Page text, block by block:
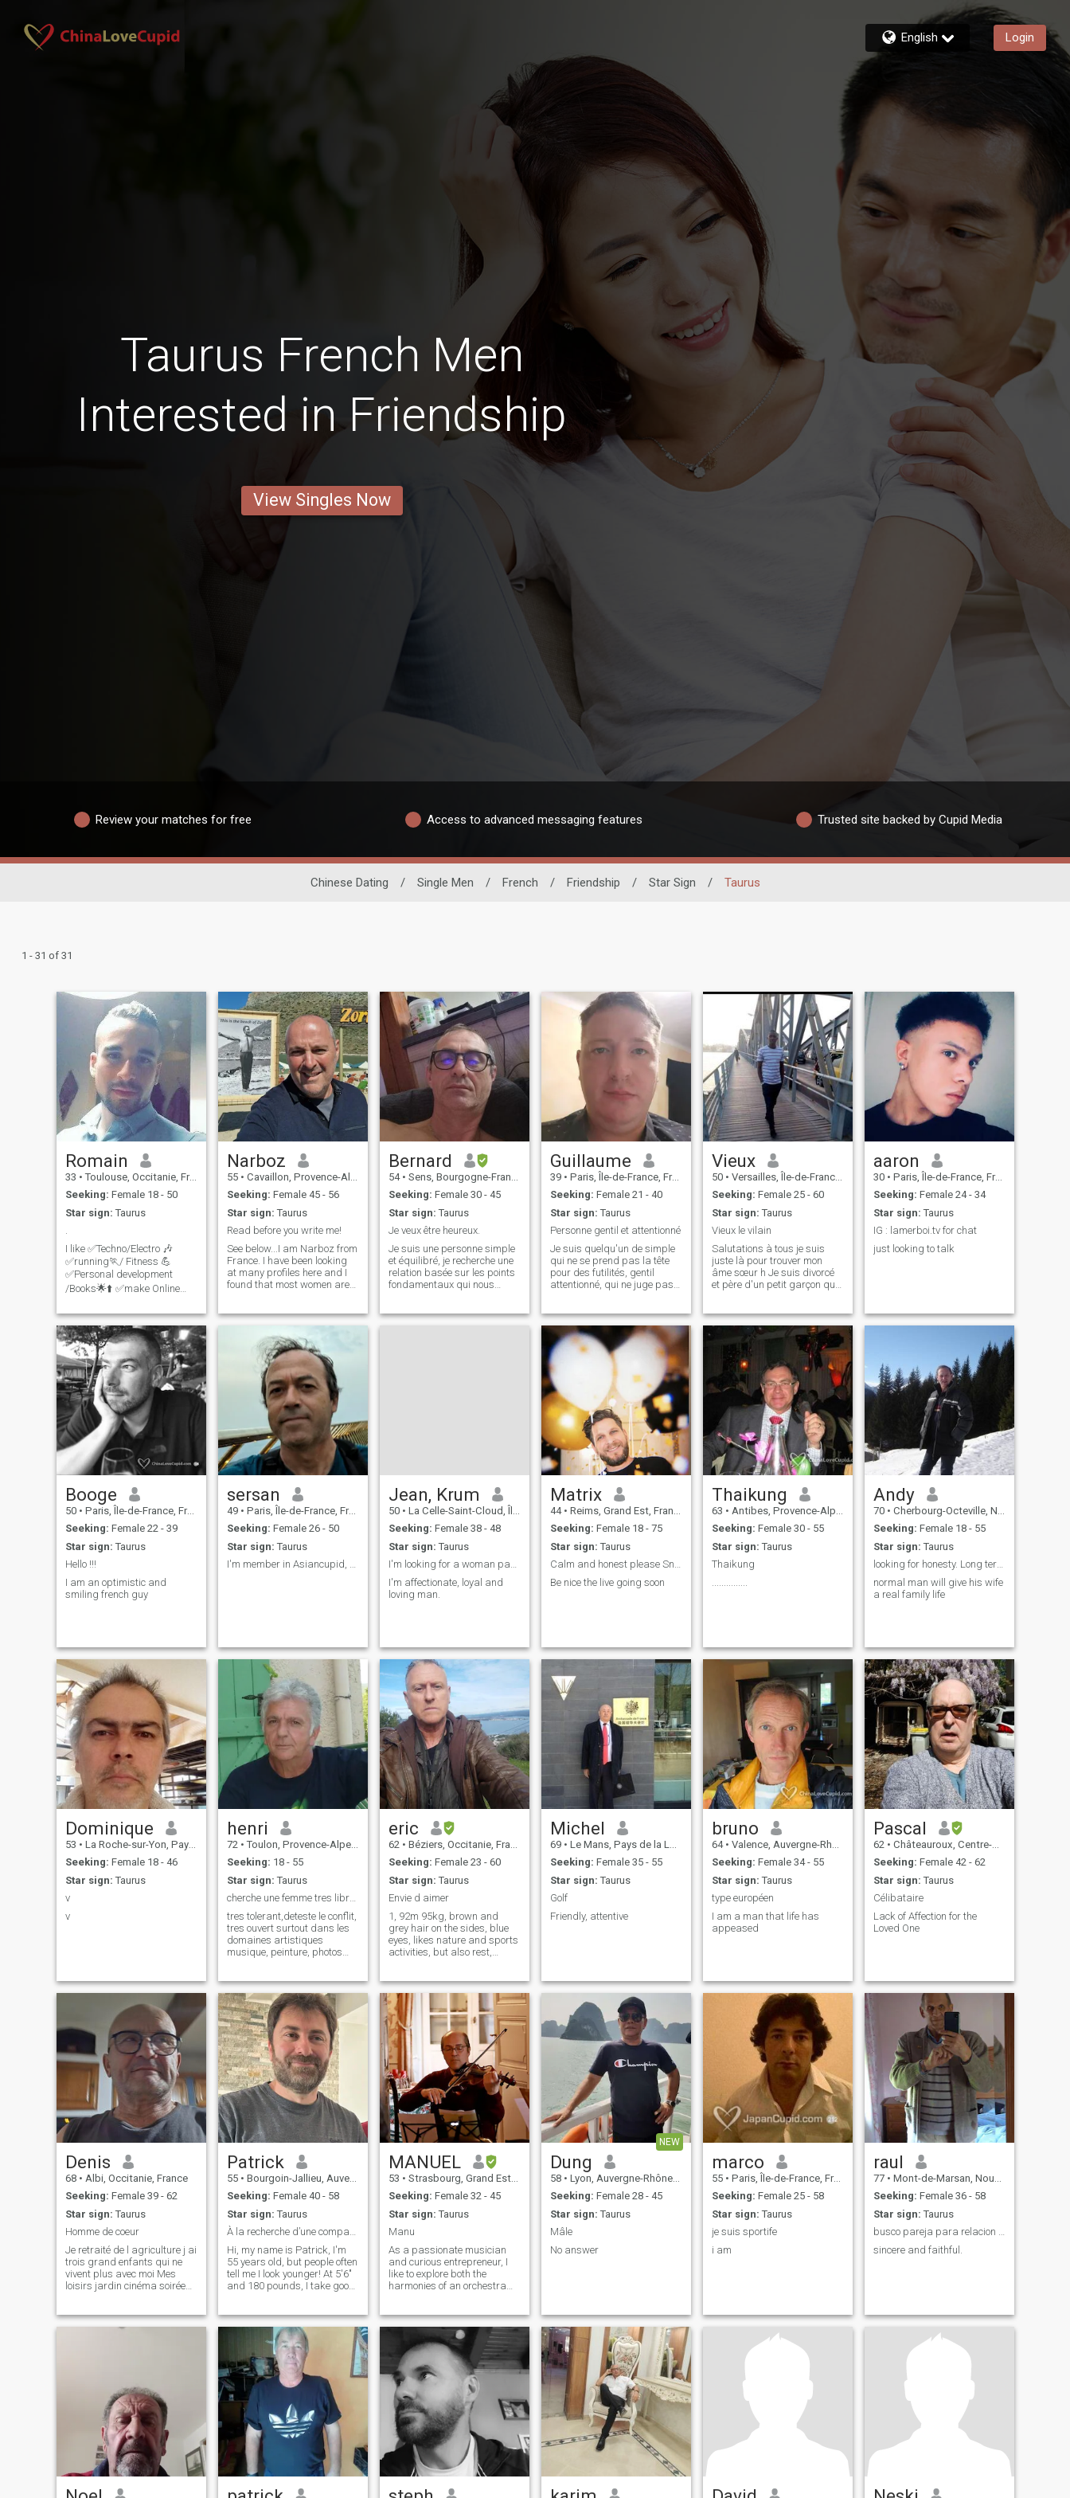
English Login
Taurus French Men
Interested in Friendship
View Singles Now
Review your matches for free Access to advanced messaging features Trusted site backed by Cupid Media
Chinese Dating / Single Men / French / Friendship / Star Sign / Taurus
1 - 31 of 31
Romain
33 • Toulouse, Occitanie, France
Seeking: Female 18 - 50
Star sign: Taurus
.
I like ✅Techno/Electro 🎶
✅running🏃/ Fitness 💪
✅Personal development
/Books🌟⬆️ ✅make Online
✅Nutrition/healthy/Bio-
hacking 🌿 ✅ Nature 🌿 I am
calm and affectionate . I like
to learn and discuss new
things (New technology, ,
marketing, metaphysics,
nature, animal, culture,
history, nutrition, biohacking,
psychology)
Narboz
55 • Cavaillon, Provence-Alpes-Côte d'Azur, France
Seeking: Female 45 - 56
Star sign: Taurus
Read before you write me!
See below...I am Narboz from
France. I have been looking
at many profiles here and I
found that most women are
intelligent. So it's really hard
So I will just ask for one thing
from you. I love to go to the
naked beach and I want my
partner to go with me. So if
you think that you are ready
for that, you will make me the
most happy man and I will
cherish you. So please write
me a message. I will be
happy to answer you 😁 you
can write the message on
wc.
Bernard
54 • Sens, Bourgogne-Franche-Comté, France
Seeking: Female 30 - 45
Star sign: Taurus
Je veux être heureux.
Je suis une personne simple
et équilibré, je recherche une
relation basée sur les points
fondamentaux qui nous
que ce soit perçu comme une
Guillaume
39 • Paris, Île-de-France, France
Seeking: Female 21 - 40
Star sign: Taurus
Personne gentil et attentionné
Je suis quelqu'un de simple
qui ne se prend pas la tête
pour des futilités, gentil
attentionné, qui ne juge pas
j'aime pas que l'on joue avec
mes sentiments, le personne
pas sérieuse ou qui ne r
Vieux
50 • Versailles, Île-de-France, France
Seeking: Female 25 - 60
Star sign: Taurus
Vieux le vilain
Salutations à tous je suis
juste là pour trouver mon
âme sœur h Je suis divorcé
et père d'un petit garçon qui
surtout au bord de la plage
Pour ma nature,je suis
quelqu'un de très
sentimentale ho
aaron
30 • Paris, Île-de-France, France
Seeking: Female 24 - 34
Star sign: Taurus
IG : lamerboi.tv for chat
just looking to talk
Booge
50 • Paris, Île-de-France, France
Seeking: Female 22 - 39
Star sign: Taurus
Hello !!!
I am an optimistic and
smiling french guy
sersan
49 • Paris, Île-de-France, France
Seeking: Female 26 - 50
Star sign: Taurus
I'm member in Asiancupid, you can message me there
Jean, Krum
50 • La Celle-Saint-Cloud, Île-de-France, France
Seeking: Female 38 - 48
Star sign: Taurus
I'm looking for a woman partner for a lifetime.
I'm affectionate, loyal and
loving man.
Matrix
44 • Reims, Grand Est, France
Seeking: Female 18 - 75
Star sign: Taurus
Calm and honest please Snapchat: fisho0
Be nice the live going soon
Thaikung
63 • Antibes, Provence-Alpes-Côte d'Azur, France
Seeking: Female 30 - 55
Star sign: Taurus
Thaikung
Andy
70 • Cherbourg-Octeville, Normandie, France
Seeking: Female 18 - 55
Star sign: Taurus
looking for honesty. Long term relationship
normal man will give his wife
a real family life
Dominique
53 • La Roche-sur-Yon, Pays de la Loire, France
Seeking: Female 18 - 46
Star sign: Taurus
v
v
henri
72 • Toulon, Provence-Alpes-Côte d'Azur, France
Seeking: 18 - 55
Star sign: Taurus
cherche une femme tres libre et avec de l'humour
tres tolerant,deteste le conflit,
tres ouvert surtout dans les
domaines artistiques
musique, peinture, photos
eric
62 • Béziers, Occitanie, France
Seeking: Female 23 - 60
Star sign: Taurus
Envie d aimer
1, 92m 95kg, brown and
grey hair on the sides, blue
eyes, likes nature and sports
activities, but also rest,
looking for a lasting romantic
relationship see more
Michel
69 • Le Mans, Pays de la Loire, France
Seeking: Female 35 - 55
Star sign: Taurus
Golf
Friendly, attentive
bruno
64 • Valence, Auvergne-Rhône-Alpes, France
Seeking: Female 34 - 55
Star sign: Taurus
type européen
I am a man that life has
appeased
Pascal
62 • Châteauroux, Centre-Val de Loire, France
Seeking: Female 42 - 62
Star sign: Taurus
Célibataire
Lack of Affection for the
Loved One
Denis
68 • Albi, Occitanie, France
Seeking: Female 39 - 62
Star sign: Taurus
Homme de coeur
Je retraité de l agriculture j ai
trois grand enfants qui ne
vivent plus avec moi Mes
loisirs jardin cinéma soirées
Patrick
55 • Bourgoin-Jallieu, Auvergne-Rhône-Alpes, France
Seeking: Female 40 - 58
Star sign: Taurus
À la recherche d’une compagne pour la vie
Hi, my name is Patrick, I'm
55 years old, but people often
tell me I look younger! At 5'6"
and 180 pounds, I take good
am proud of my culture, while
being deeply attracted by the
richness and depth of Asian
culture, especially Chinese.
Admire the elegance, wisdom
and family values that are
cherished there. I am a
gentle, faithful and loyal man
with a great sense of
harmony. My dream is to
build a balanced, respectful
and lasting relationship with
a woman who will share my
life forever. I am looking for a
Chinese partner, between 40
MANUEL
53 • Strasbourg, Grand Est, France
Seeking: Female 32 - 45
Star sign: Taurus
Manu
As a passionate musician
and curious entrepreneur, I
like to explore both the
harmonies of an orchestra
compose, design, build
projects a little crazy that
combine art, innovation and
transmission. I find my
balance between nature,
simplicity, a good laugh, and
moments of real depth.
NEW
Dung
58 • Lyon, Auvergne-Rhône-Alpes, France
Seeking: Female 28 - 45
Star sign: Taurus
Mâle
No answer
marco
55 • Paris, Île-de-France, France
Seeking: Female 25 - 58
Star sign: Taurus
je suis sportife
i am
raul
77 • Mont-de-Marsan, Nouvelle-Aquitaine, France
Seeking: Female 36 - 58
Star sign: Taurus
busco pareja para relacion seria , 56 anos
sincere and faithful.